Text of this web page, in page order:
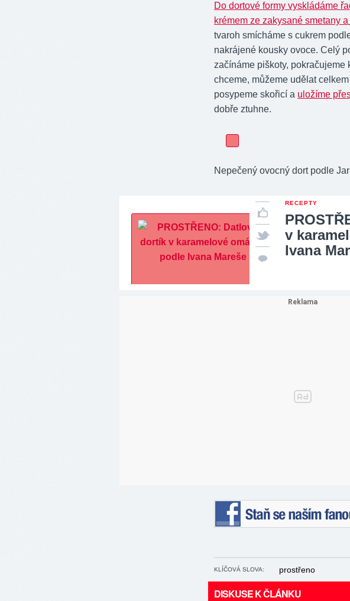
Do dortové formy vyskládáme
krémem ze zakysané smetany
tvaroh smícháme s cukrem
nakrájené kousky ovoce. Celý
začínáme piškoty, pokračujeme
chceme, můžeme udělat
posypeme skořicí a uložíme
dobře ztuhne.
Nepečený ovocný dort podle
RECEPTY
v
Ivana
KLÍČOVÁ SLOVA: prostřeno
DISKUSE K ČLÁNKU